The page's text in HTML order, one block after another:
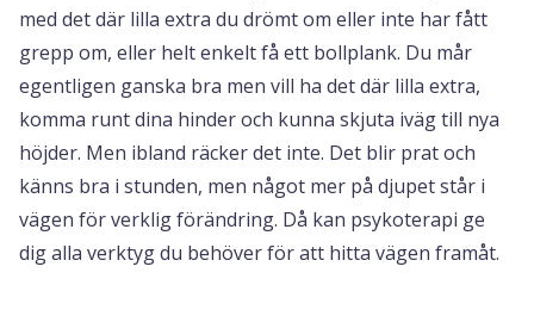
med det där lilla extra du drömt om eller inte har fått
grepp om, eller helt enkelt få ett bollplank. Du mår
egentligen ganska bra men vill ha det där lilla extra,
komma runt dina hinder och kunna skjuta iväg till nya
höjder. Men ibland räcker det inte. Det blir prat och
känns bra i stunden, men något mer på djupet står i
vägen för verklig förändring. Då kan psykoterapi ge
dig alla verktyg du behöver för att hitta vägen framåt.